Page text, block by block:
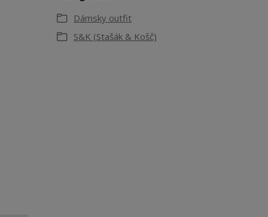
Dámsky outfit
S&K (Stašák & Košč)